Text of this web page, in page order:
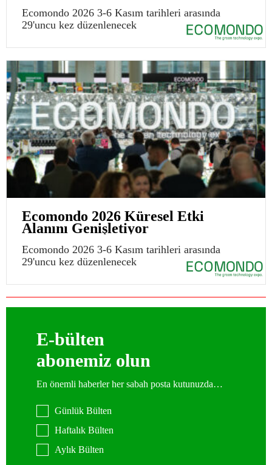
Ecomondo 2026 3-6 Kasım tarihleri arasında
29'uncu kez düzenlenecek
Ecomondo 2026 Küresel Etki
Alanını Genişletiyor
Ecomondo 2026 3-6 Kasım tarihleri arasında
29'uncu kez düzenlenecek
E-bülten
abonemiz olun
En önemli haberler her sabah posta kutunuzda…
Günlük Bülten
Haftalık Bülten
Aylık Bülten